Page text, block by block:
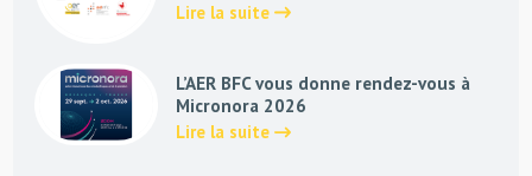
Lire la suite
L’AER BFC vous donne rendez-vous à
Micronora 2026
Lire la suite